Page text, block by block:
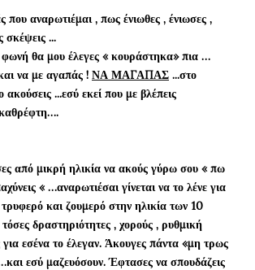
που αναρωτιέμαι , πως ένιωθες , ένιωσες ,
σκέψεις ...
φωνή θα μου έλεγες « κουράστηκα» πια …
να με αγαπάς ! ΝΑ ΜΑΓΑΠΑΣ ...στο
...εσύ εκεί που με βλέπεις
από μικρή ηλικία να ακούς γύρω σου « πω
« …αναρωτιέσαι γίνεται να το λένε για
και ζουμερό στην ηλικία των 10
δραστηριότητες , χορούς , ρυθμική
εσένα το έλεγαν. Άκουγες πάντα «μη τρως
εσύ μαζευόσουν. Έφτασες να σπουδάζεις